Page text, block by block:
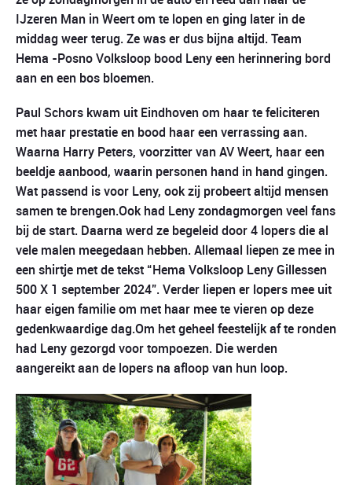
IJzeren Man in Weert om te lopen en ging later in de
middag weer terug. Ze was er dus bijna altijd. Team
Hema -Posno Volksloop bood Leny een herinnering bord
aan en een bos bloemen.
Paul Schors kwam uit Eindhoven om haar te feliciteren
met haar prestatie en bood haar een verrassing aan.
Waarna Harry Peters, voorzitter van AV Weert, haar een
beeldje aanbood, waarin personen hand in hand gingen.
Wat passend is voor Leny, ook zij probeert altijd mensen
samen te brengen.Ook had Leny zondagmorgen veel fans
bij de start. Daarna werd ze begeleid door 4 lopers die al
vele malen meegedaan hebben. Allemaal liepen ze mee in
een shirtje met de tekst “Hema Volksloop Leny Gillessen
500 X 1 september 2024”. Verder liepen er lopers mee uit
haar eigen familie om met haar mee te vieren op deze
gedenkwaardige dag.Om het geheel feestelijk af te ronden
had Leny gezorgd voor tompoezen. Die werden
aangereikt aan de lopers na afloop van hun loop.